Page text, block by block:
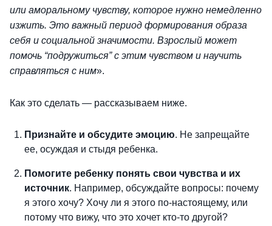
или аморальному чувству, которое нужно немедленно
изжить. Это важный период формирования образа
себя и социальной значимости. Взрослый может
помочь “подружиться” с этим чувством и научить
справляться с ним».
Как это сделать — рассказываем ниже.
Признайте и обсудите эмоцию. Не запрещайте
ее, осуждая и стыдя ребенка.
Помогите ребенку понять свои чувства и их
источник. Например, обсуждайте вопросы: почему
я этого хочу? Хочу ли я этого по-настоящему, или
потому что вижу, что это хочет кто-то другой?